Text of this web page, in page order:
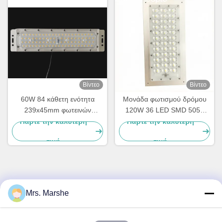
Βίντεο
60W 84 κάθετη ενότητα
239x45mm φωτεινών
σηματοδοτών σημείων
Πάρτε την καλύτερη
τιμή
Βίντεο
Μονάδα φωτισμού δρόμου
120W 36 LED SMD 5050
LED με γωνιακό φακό
πλακέτα PCB
Πάρτε την καλύτερη
τιμή
Γρήγορη επικοινωνία
Διεύθυνση
Mrs. Marshe